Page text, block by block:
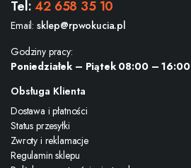
Tel:42 658 35 10
Email: sklep@rpwokucia.pl
Godziny pracy:
Poniedziałek – Piątek 08:00 – 16:00
Obsługa Klienta
Dostawa i płatności
Status przesyłki
Zwroty i reklamacje
Regulamin sklepu